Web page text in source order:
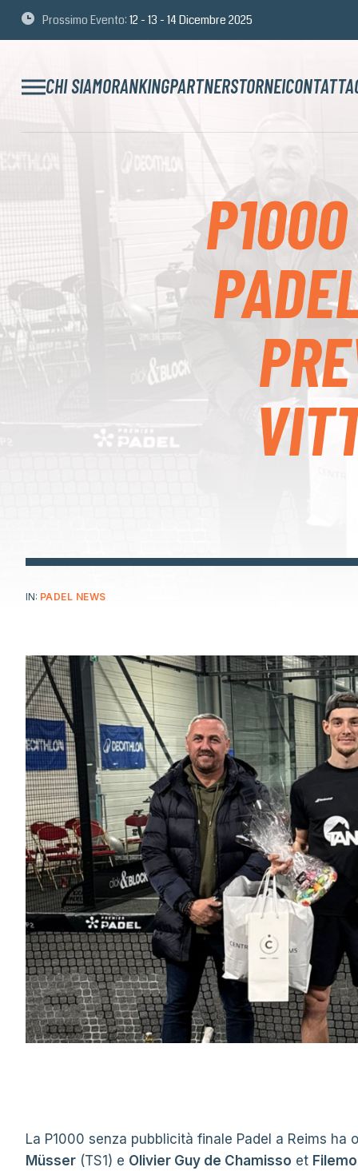
Prossimo Evento: 12 - 13 - 14 Dicembre 2025
CHI SIAMORANKINGPARTNERSTORNEI
IN: PADEL NEWS
La P1000 senza pubblicità finale Padel a Reims
Müsser (TS1) e Olivier Guy de Chamisso et